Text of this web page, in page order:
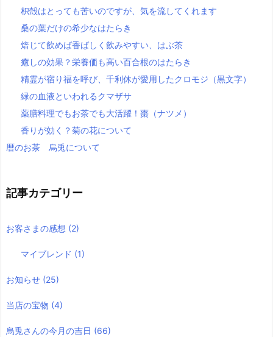
枳殻はとっても苦いのですが、気を流してくれます
桑の葉だけの希少なはたらき
焙じて飲めば香ばしく飲みやすい、はぶ茶
癒しの効果？栄養価も高い百合根のはたらき
精霊が宿り福を呼び、千利休が愛用したクロモジ（黒文字）
緑の血液といわれるクマザサ
薬膳料理でもお茶でも大活躍！棗（ナツメ）
香りが効く？菊の花について
暦のお茶 烏兎について
記事カテゴリー
お客さまの感想 (2)
マイブレンド (1)
お知らせ (25)
当店の宝物 (4)
烏兎さんの今月の吉日 (66)